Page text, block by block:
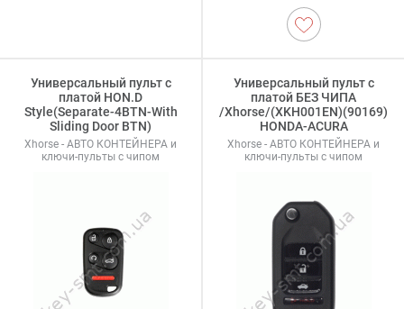
Универсальный пульт с
платой HON.D
Style(Separate-4BTN-With
Sliding Door BTN)
Xhorse - АВТО КОНТЕЙНЕРА и
ключи-пульты с чипом
Универсальный пульт с
платой БЕЗ ЧИПА
/Xhorse/(XKH001EN)(90169)
HONDA-ACURA
Xhorse - АВТО КОНТЕЙНЕРА и
ключи-пульты с чипом